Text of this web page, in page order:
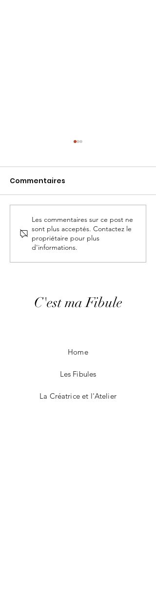
11ème salon de
l'artisanat et des
métiers d'art
Commentaires
Les commentaires sur ce post ne
sont plus acceptés. Contactez le
propriétaire pour plus
d'informations.
C'est ma Fibule
Home
Les Fibules
La Créatrice et l'Atelier